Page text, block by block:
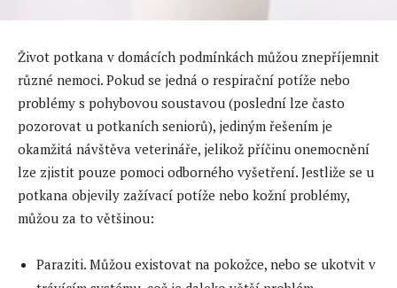
Život potkana v domácích podmínkách můžou znepříjemnit
různé nemoci. Pokud se jedná o respirační potíže nebo
problémy s pohybovou soustavou (poslední lze často
pozorovat u potkaních seniorů), jediným řešením je
okamžitá návštěva veterináře, jelikož příčinu onemocnění
lze zjistit pouze pomoci odborného vyšetření. Jestliže se u
potkana objevily zažívací potíže nebo kožní problémy,
můžou za to většinou:
Paraziti. Můžou existovat na pokožce, nebo se ukotvit v